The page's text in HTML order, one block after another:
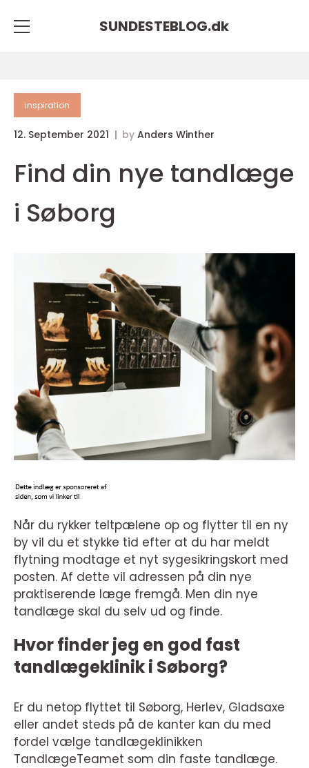
SUNDESTEBLOG.dk
inspiration
12. September 2021 by Anders Winther
Find din nye tandlæge
i Søborg
Når du rykker teltpælene op og flytter til en ny
by vil du et stykke tid efter at du har meldt
flytning modtage et nyt sygesikringskort med
posten. Af dette vil adressen på din nye
praktiserende læge fremgå. Men din nye
tandlæge skal du selv ud og finde.
Hvor finder jeg en god fast
tandlægeklinik i Søborg?
Er du netop flyttet til Søborg, Herlev, Gladsaxe
eller andet steds på de kanter kan du med
fordel vælge tandlægeklinikken
TandlægeTeamet som din faste tandlæge.